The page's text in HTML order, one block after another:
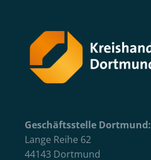
Geschäftsstelle Dortmund:
Lange Reihe 62
44143 Dortmund